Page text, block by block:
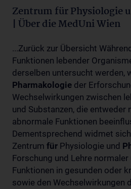
Zentrum für Physiologie
| Über die MedUni Wien
...Zurück zur Übersicht
Funktionen lebender
derselben untersucht werden,
Pharmakologie der
Wechselwirkungen zwischen
und Substanzen, die entweder
abnormale Funktionen
Dementsprechend widmet
Zentrum für Physiologie und
Forschung und Lehre
Funktionen in gesunden oder
sowie den Wechselwirkungen